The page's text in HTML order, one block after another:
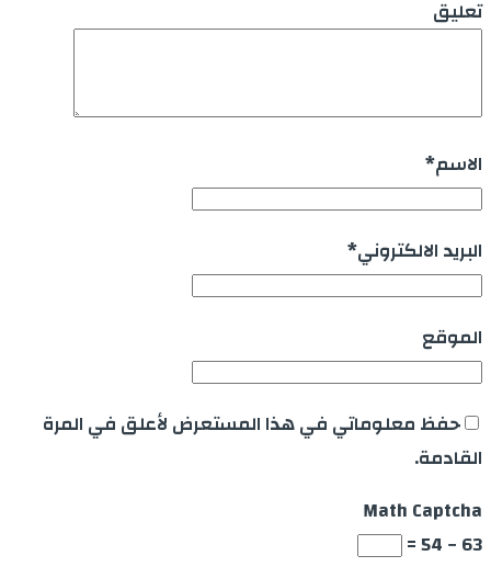
تعليق
الاسم*
البريد الالكتروني*
الموقع
حفظ معلوماتي في هذا المستعرض لأعلق في المرة
القادمة.
Math Captcha
63 − 54 =